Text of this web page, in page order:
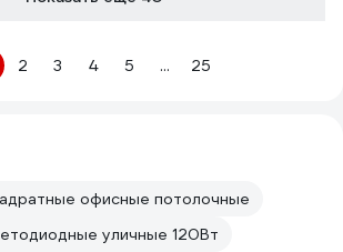
2 3 4 5 ... 25
офисные потолочные
уличные 120Вт